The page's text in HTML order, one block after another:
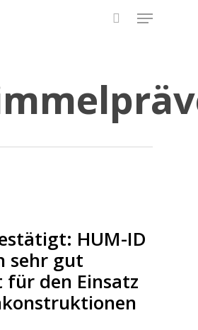
Menu
HUM-ID
sehr gut
für den Einsatz